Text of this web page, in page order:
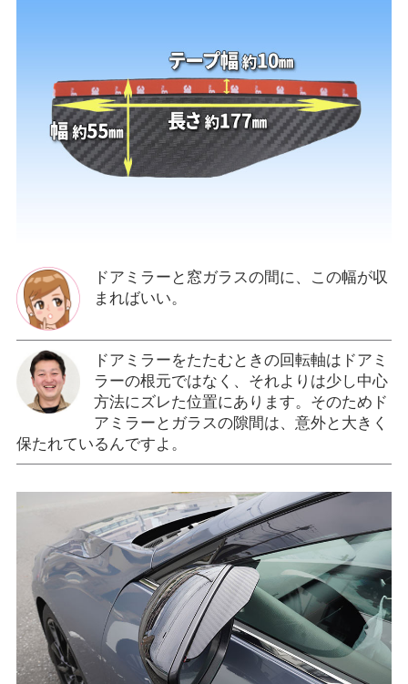
ドアミラーと窓ガラスの間に、この幅が収
まればいい。
ドアミラーをたたむときの回転軸はドアミ
ラーの根元ではなく、それよりは少し中心
方法にズレた位置にあります。そのためド
アミラーとガラスの隙間は、意外と大きく
保たれているんですよ。